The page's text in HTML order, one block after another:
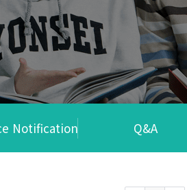
Notification Q&A